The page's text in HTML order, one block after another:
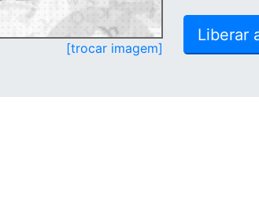
[trocar imagem]